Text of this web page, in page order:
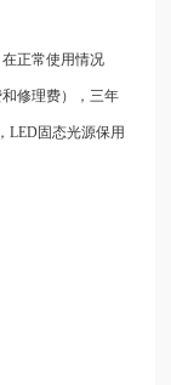
正常使用情况
修理费），三年
LED固态光源保用